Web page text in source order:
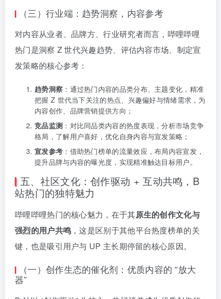
（三）行业端：趋势洞察，内容参考
对内容从业者、品牌方、行业研究者而言，哔哩哔哩
热门是洞察 Z 世代兴趣趋势、评估内容市场、制定宣
发策略的核心参考：
趋势洞察 ：通过热门内容的品类分布、主题变化，精准
把握 Z 世代当下关注的热点、兴趣偏好与情绪需求，为
内容创作、品牌营销提供方向；
竞品监测 ：对比同品类内容的热度表现，分析市场竞争
格局，了解用户喜好，优化自身内容与宣发策略；
宣发参考 ：借助热门榜单的流量效应，布局内容宣发，
提升品牌与内容的曝光度，实现精准触达目标用户。
五、社区文化：创作驱动 + 互动共鸣，B
站热门的独特魅力
哔哩哔哩热门的核心魅力，在于其原生的创作文化与
强烈的用户共鸣 ，这是区别于其他平台热度榜单的关
键，也是吸引用户与 UP 主长期停留的核心原因。
（一）创作生态的催化剂：优质内容的 “放大
器”